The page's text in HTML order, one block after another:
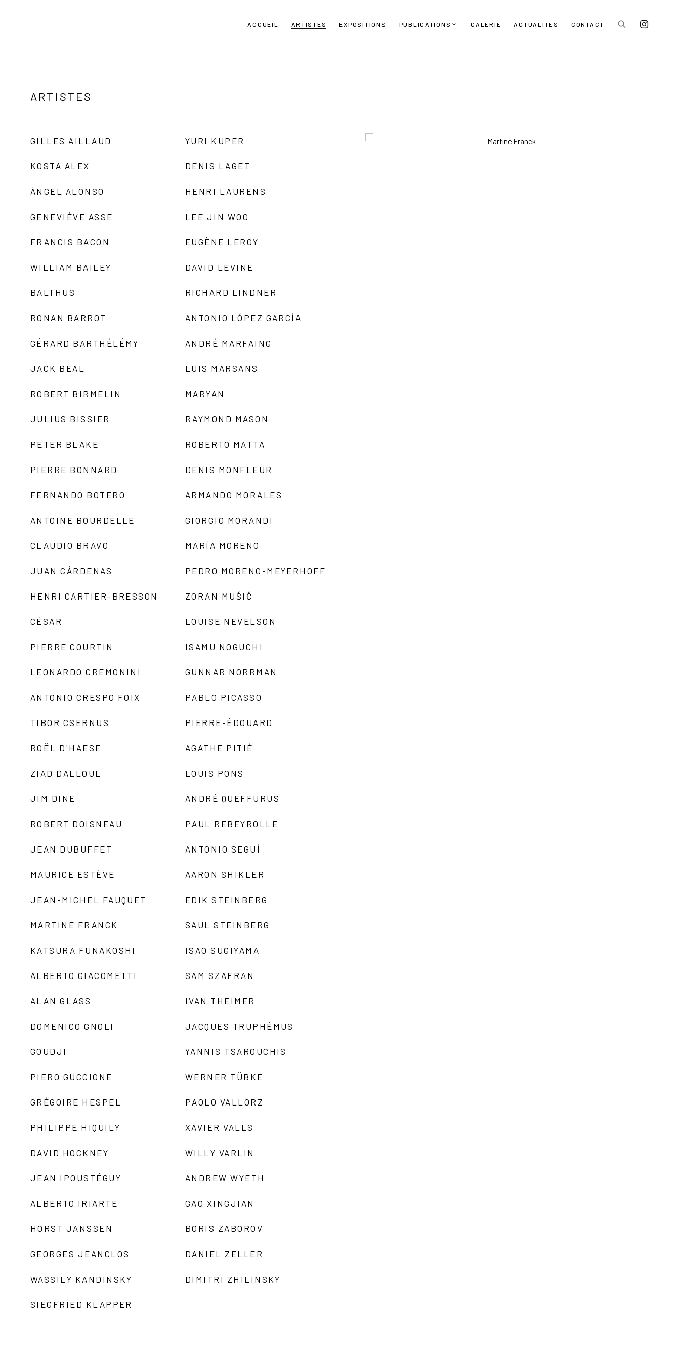
ACCUEIL ARTISTES EXPOSITIONS PUBLICATIONS GALERIE ACTUALITÉS CONTACT
ARTISTES
GILLES AILLAUD
KOSTA ALEX
ÁNGEL ALONSO
GENEVIÈVE ASSE
FRANCIS BACON
WILLIAM BAILEY
BALTHUS
RONAN BARROT
GÉRARD BARTHÉLÉMY
JACK BEAL
ROBERT BIRMELIN
JULIUS BISSIER
PETER BLAKE
PIERRE BONNARD
FERNANDO BOTERO
ANTOINE BOURDELLE
CLAUDIO BRAVO
JUAN CÁRDENAS
HENRI CARTIER-BRESSON
CÉSAR
PIERRE COURTIN
LEONARDO CREMONINI
ANTONIO CRESPO FOIX
TIBOR CSERNUS
ROËL D'HAESE
ZIAD DALLOUL
JIM DINE
ROBERT DOISNEAU
JEAN DUBUFFET
MAURICE ESTÈVE
JEAN-MICHEL FAUQUET
MARTINE FRANCK
KATSURA FUNAKOSHI
ALBERTO GIACOMETTI
ALAN GLASS
DOMENICO GNOLI
GOUDJI
PIERO GUCCIONE
GRÉGOIRE HESPEL
PHILIPPE HIQUILY
DAVID HOCKNEY
JEAN IPOUSTÉGUY
ALBERTO IRIARTE
HORST JANSSEN
GEORGES JEANCLOS
WASSILY KANDINSKY
SIEGFRIED KLAPPER
YURI KUPER
DENIS LAGET
HENRI LAURENS
LEE JIN WOO
EUGÈNE LEROY
DAVID LEVINE
RICHARD LINDNER
ANTONIO LÓPEZ GARCÍA
ANDRÉ MARFAING
LUIS MARSANS
MARYAN
RAYMOND MASON
ROBERTO MATTA
DENIS MONFLEUR
ARMANDO MORALES
GIORGIO MORANDI
MARÍA MORENO
PEDRO MORENO-MEYERHOFF
ZORAN MUŠIČ
LOUISE NEVELSON
ISAMU NOGUCHI
GUNNAR NORRMAN
PABLO PICASSO
PIERRE-ÉDOUARD
AGATHE PITIÉ
LOUIS PONS
ANDRÉ QUEFFURUS
PAUL REBEYROLLE
ANTONIO SEGUÍ
AARON SHIKLER
EDIK STEINBERG
SAUL STEINBERG
ISAO SUGIYAMA
SAM SZAFRAN
IVAN THEIMER
JACQUES TRUPHÉMUS
YANNIS TSAROUCHIS
WERNER TÜBKE
PAOLO VALLORZ
XAVIER VALLS
WILLY VARLIN
ANDREW WYETH
GAO XINGJIAN
BORIS ZABOROV
DANIEL ZELLER
DIMITRI ZHILINSKY